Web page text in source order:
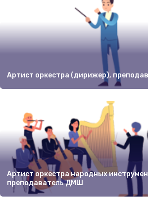
Артист оркестра (дирижер),
Артист оркестра народных
преподаватель ДМШ